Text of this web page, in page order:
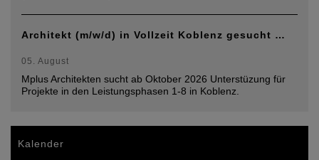
Architekt (m/w/d) in Vollzeit Koblenz gesucht …
05. August
Mplus Architekten sucht ab Oktober 2026 Unterstüzung für
Projekte in den Leistungsphasen 1-8 in Koblenz.
Kalender